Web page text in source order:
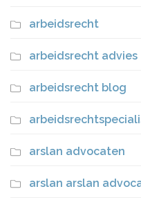
arbeidsrecht
arbeidsrecht advies
arbeidsrecht blog
arslan advocaten
arslan arslan